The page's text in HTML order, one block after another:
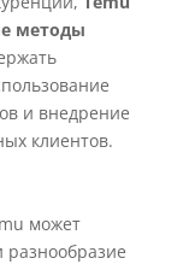
методы
и внедрение
клиентов.
может
разнообразие